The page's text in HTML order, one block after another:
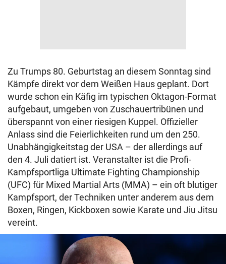
Zu Trumps 80. Geburtstag an diesem Sonntag sind
Kämpfe direkt vor dem Weißen Haus geplant. Dort
wurde schon ein Käfig im typischen Oktagon-Format
aufgebaut, umgeben von Zuschauertribünen und
überspannt von einer riesigen Kuppel. Offizieller
Anlass sind die Feierlichkeiten rund um den 250.
Unabhängigkeitstag der USA – der allerdings auf
den 4. Juli datiert ist. Veranstalter ist die Profi-
Kampfsportliga Ultimate Fighting Championship
(UFC) für Mixed Martial Arts (MMA) – ein oft blutiger
Kampfsport, der Techniken unter anderem aus dem
Boxen, Ringen, Kickboxen sowie Karate und Jiu Jitsu
vereint.